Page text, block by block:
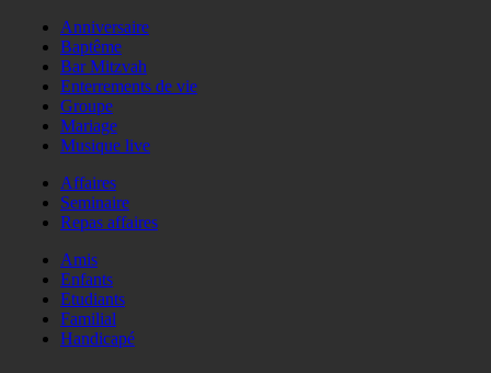
Anniversaire
Baptême
Bar Mitzvah
Enterrements de vie
Groupe
Mariage
Musique live
Affaires
Seminaire
Repas affaires
Amis
Enfants
Etudiants
Familial
Handicapé